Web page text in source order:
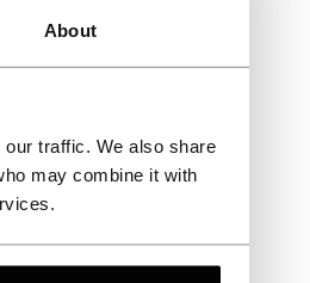
About
traffic. We also share
may combine it with